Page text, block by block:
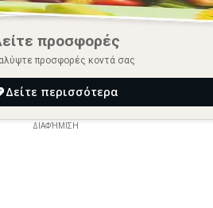
προσφορές
προσφορές κοντά σας
Δείτε περισσότερα
ΔΙΑΦΉΜΙΣΗ